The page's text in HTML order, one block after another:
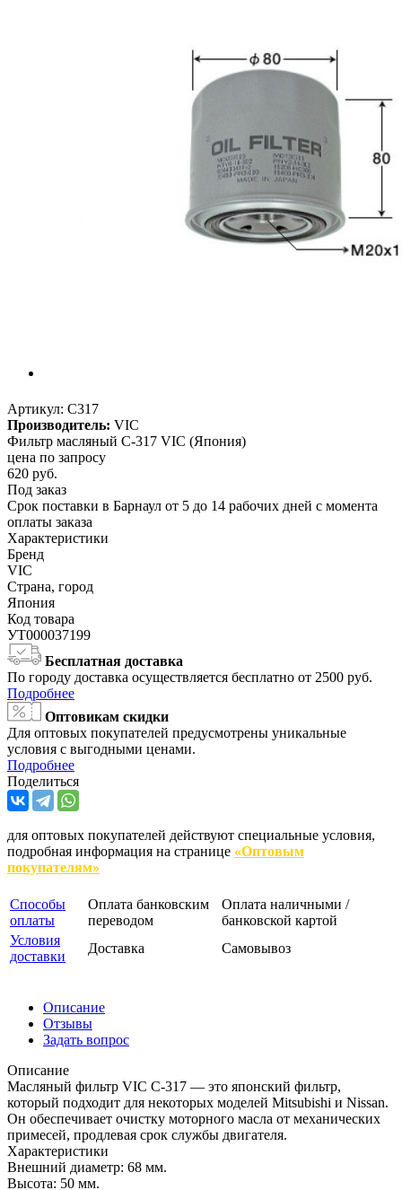
Артикул: C317
Производитель: VIC
Фильтр масляный C-317 VIC (Япония)
цена по запросу
620 руб.
Под заказ
Срок поставки в Барнаул от 5 до 14 рабочих дней с момента
оплаты заказа
Характеристики
Бренд
VIC
Страна, город
Япония
Код товара
УТ000037199
Бесплатная доставка
По городу доставка осуществляется бесплатно от 2500 руб.
Подробнее
Оптовикам скидки
Для оптовых покупателей предусмотрены уникальные
условия с выгодными ценами.
Подробнее
Поделиться
для оптовых покупателей действуют специальные условия,
подробная информация на странице «Оптовым
покупателям»
Способы
оплаты
Оплата банковским
переводом
Оплата наличными /
банковской картой
Условия
доставки
Доставка Самовывоз
Описание
Отзывы
Задать вопрос
Описание
Масляный фильтр VIC C-317 — это японский фильтр,
который подходит для некоторых моделей Mitsubishi и Nissan.
Он обеспечивает очистку моторного масла от механических
примесей, продлевая срок службы двигателя.
Характеристики
Внешний диаметр: 68 мм.
Высота: 50 мм.